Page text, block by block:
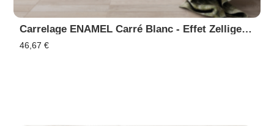
Carrelage ENAMEL Carré Blanc - Effet Zellige, Faïence Murale
46,67€